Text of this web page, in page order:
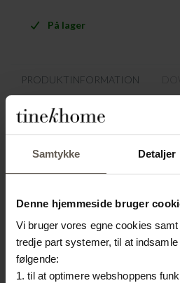
Samtykke Detaljer
Denne hjemmeside bruger
Vi bruger vores egne cookies
tredje part systemer, til at
følgende:
1. til at optimere webshoppens
På lager
PRODUKTINFORMATION
Produktspecifikationer
SKU
Materiale Hør
Størrelse D 40 x H
Info Max 40W